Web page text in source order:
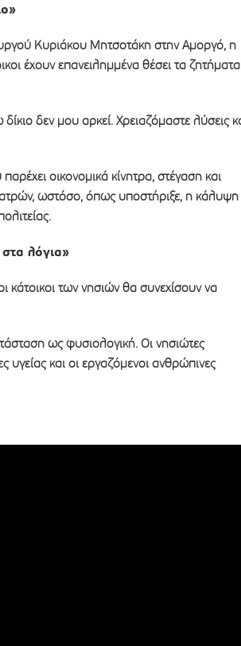
Κυριάκου Μητσοτάκη στην Αμοργό, η
έχουν επανειλημμένα θέσει τα ζητήματα
δεν μου αρκεί. Χρειαζόμαστε λύσεις
οικονομικά κίνητρα, στέγαση και
ωστόσο, όπως υποστήριξε, η κάλυψη
λόγια»
κάτοικοι των νησιών θα συνεχίσουν να
ως φυσιολογική. Οι νησιώτες
υγείας και οι εργαζόμενοι ανθρώπινες